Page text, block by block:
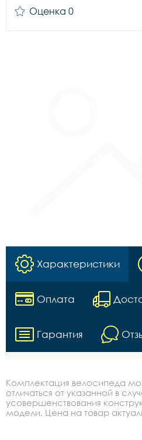
Оценка 0
Характеристики
Оплата
Гарантия
Комплектация велосипеда
отличаться от указанной в
усовершенствования
модели. Цена на товар